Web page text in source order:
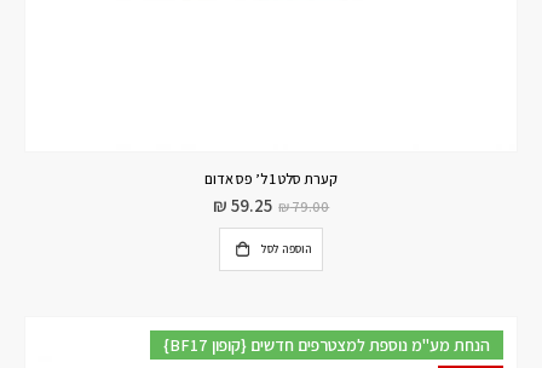
קערת סלט 1 ל’ פס אדום
₪79.00
₪ 59.25
הוספה לסל
{BF17 קופון} הנחת מע"מ נוספת למצטרפים חדשים